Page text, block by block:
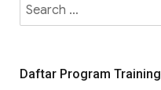
Daftar Program Training